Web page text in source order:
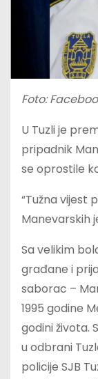
Foto:
U Tuzli je
pripadnik
se oprostile
“Tužna vijest
Manevarskih
Sa velikim
građane i
saborac –
1995 godine
godini života.
u odbrani
policije SJB